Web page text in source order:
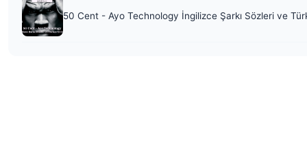
50 Cent - Ayo Technology İngilizce Şarkı Sözleri ve